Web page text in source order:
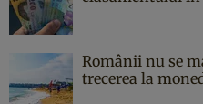
Românii nu se
trecerea la